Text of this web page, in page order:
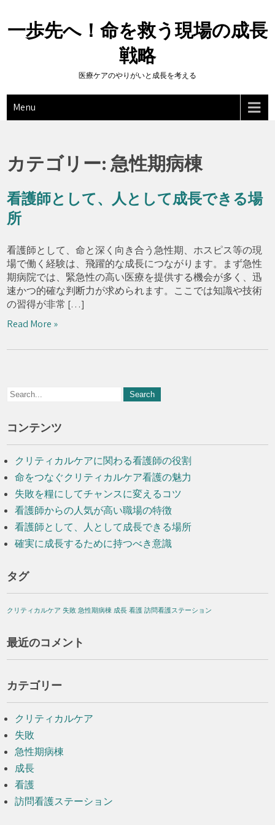
content
一歩先へ！命を救う現場の成長
戦略
医療ケアのやりがいと成長を考える
Menu
カテゴリー:急性期病棟
看護師として、人として成長できる場
所
看護師として、命と深く向き合う急性期、ホスピス等の現
場で働く経験は、飛躍的な成長につながります。まず急性
期病院では、緊急性の高い医療を提供する機会が多く、迅
速かつ的確な判断力が求められます。ここでは知識や技術
の習得が非常 […]
Read More »
コンテンツ
クリティカルケアに関わる看護師の役割
命をつなぐクリティカルケア看護の魅力
失敗を糧にしてチャンスに変えるコツ
看護師からの人気が高い職場の特徴
看護師として、人として成長できる場所
確実に成長するために持つべき意識
タグ
クリティカルケア 失敗 急性期病棟 成長 看護 訪問看護ステーション
最近のコメント
カテゴリー
クリティカルケア
失敗
急性期病棟
成長
看護
訪問看護ステーション